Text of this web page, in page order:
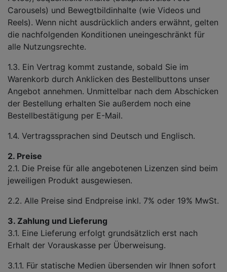
Carousels) und Bewegtbildinhalte (wie Videos und
Reels). Wenn nicht ausdrücklich anders erwähnt, gelten
die nachfolgenden Konditionen uneingeschränkt für
alle Nutzungsrechte.
1.3. Ein Vertrag kommt zustande, sobald Sie im
Warenkorb durch Anklicken des Bestellbuttons unser
Angebot annehmen. Unmittelbar nach dem Abschicken
der Bestellung erhalten Sie außerdem noch eine
Bestellbestätigung per E-Mail.
1.4. Vertragssprachen sind Deutsch und Englisch.
2. Preise
2.1. Die Preise für alle angebotenen Lizenzen sind beim
jeweiligen Produkt ausgewiesen.
2.2. Alle Preise sind Endpreise inkl. 7% oder 19% MwSt.
3. Zahlung und Lieferung
3.1. Eine Lieferung erfolgt grundsätzlich erst nach
Erhalt der Vorauskasse per Überweisung.
3.1.1. Für statische Medien übersenden wir Ihnen sofort